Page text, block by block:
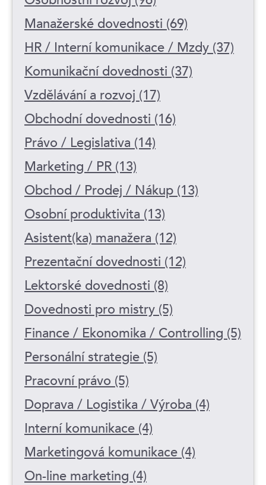
Manažerské dovednosti (69)
HR / Interní komunikace / Mzdy (37)
Komunikační dovednosti (37)
Vzdělávání a rozvoj (17)
Obchodní dovednosti (16)
Právo / Legislativa (14)
Marketing / PR (13)
Obchod / Prodej / Nákup (13)
Osobní produktivita (13)
Asistent(ka) manažera (12)
Prezentační dovednosti (12)
Lektorské dovednosti (8)
Dovednosti pro mistry (5)
Finance / Ekonomika / Controlling (5)
Personální strategie (5)
Pracovní právo (5)
Doprava / Logistika / Výroba (4)
Interní komunikace (4)
Marketingová komunikace (4)
On-line marketing (4)